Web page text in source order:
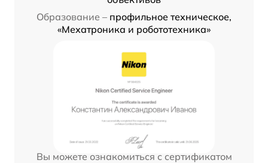
Образование – профильное техническое,
«Мехатроника и робототехника»
Вы можете ознакомиться с сертификатом